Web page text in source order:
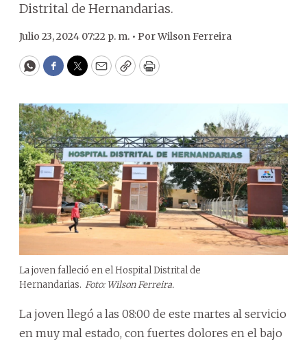
Distrital de Hernandarias.
Julio 23, 2024 07:22 p. m. • PorWilson Ferreira
WhatsApp
Facebook
Twitter
EmailCopyPrint
La joven falleció en el Hospital Distrital de
Hernandarias. Foto: Wilson Ferreira.
La joven llegó a las 08:00 de este martes al servicio
en muy mal estado, con fuertes dolores en el bajo